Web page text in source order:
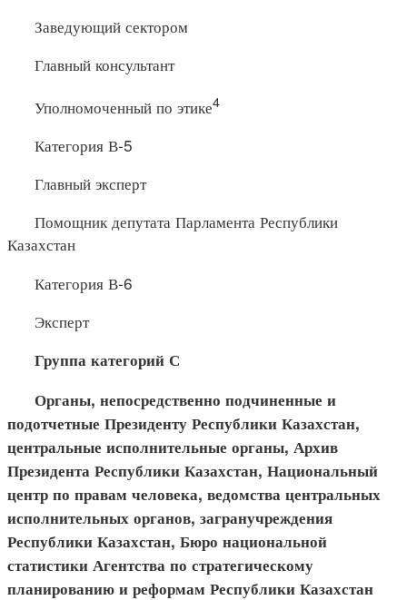
Заведующий сектором
Главный консультант
Уполномоченный по этике4
Категория В-5
Главный эксперт
Помощник депутата Парламента Республики
Казахстан
Категория В-6
Эксперт
Группа категорий С
Органы, непосредственно подчиненные и
подотчетные Президенту Республики Казахстан,
центральные исполнительные органы, Архив
Президента Республики Казахстан, Национальный
центр по правам человека, ведомства центральных
исполнительных органов, загранучреждения
Республики Казахстан, Бюро национальной
статистики Агентства по стратегическому
планированию и реформам Республики Казахстан